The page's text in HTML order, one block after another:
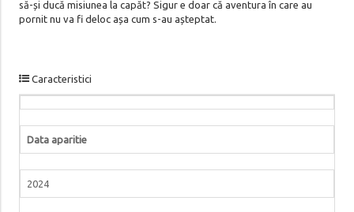
să-și ducă misiunea la capăt? Sigur e doar că aventura în care au
pornit nu va fi deloc așa cum s-au așteptat.
Caracteristici
Data aparitie
2024